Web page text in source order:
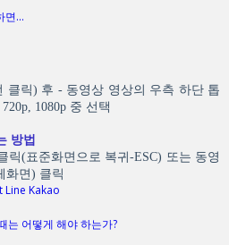
면...
클릭) 후 - 동영상 영상의 우측 하단 톱
1080p 중 선택
방법
릭(표준화면으로 복귀-ESC) 또는 동영
화면) 클릭
Line Kakao
는 어떻게 해야 하는가?